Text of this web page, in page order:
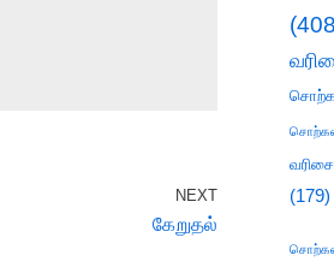
NEXT
கேறுதல்
(179)